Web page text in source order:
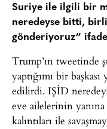
Suriye ile ilgili bir
neredeyse bitti,
gönderiyoruz”
Trump’ın tweetinde
yaptığımı bir
edilirdi. IŞİD
eve ailelerinin
kalıntıları ile